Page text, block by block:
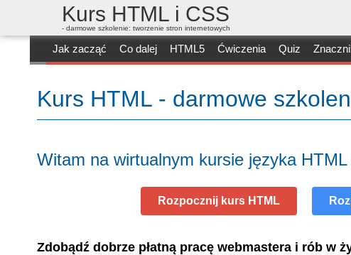
Kurs HTML i CSS
- darmowe szkolenie: tworzenie stron internetowych
Jak zacząć Co dalej HTML5 Ćwiczenia Quiz
Kurs HTML - darmowe
Witam na wirtualnym kursie języka HTML
Rozpocznij kurs HTML
Zdobądź dobrze płatną pracę webmastera i rób w